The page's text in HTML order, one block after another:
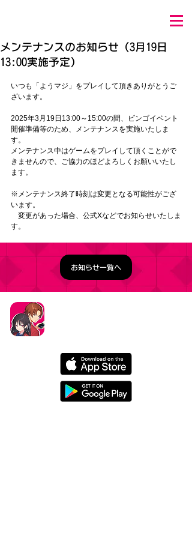
メンテナンスのお知らせ（3月19日
13:00実施予定）
いつも「ようマジ」をプレイして頂きありがとうご
ざいます。
2025年3月19日13:00～15:00の間、
ビンゴイベント
開催準備等のため、メンテナンスを実施いたしま
す。
メンテナンス中はゲームをプレイして頂くことがで
きませんので、ご協力のほどよろしくお願いいたし
ます。
※メンテナンス終了時刻は変更となる可能性がござ
います。
変更があった場合、公式Xなどでお知らせいたしま
す。
お知らせ一覧へ